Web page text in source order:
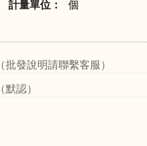
計量單位： 個
（批發說明請聯繫客服）
（默認）